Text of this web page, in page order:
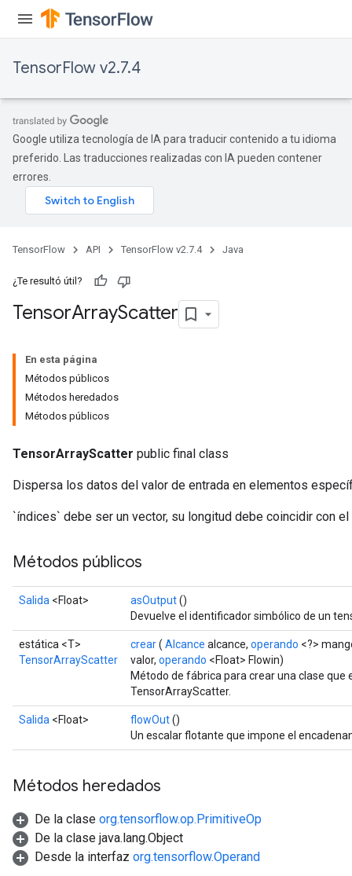
TensorFlow v2.7.4
Google utiliza tecnología de IA para traducir contenido a tu idioma
preferido. Las traducciones realizadas con IA pueden contener
errores.
TensorFlow API TensorFlow v2.7.4 Java
¿Te resultó útil?
TensorArrayScatter
En esta página
Métodos públicos
Métodos heredados
Métodos públicos
TensorArrayScatter public final class
Dispersa los datos del valor de entrada en elementos
`índices` debe ser un vector, su longitud debe coincidir con
Métodos públicos
Salida <Float> asOutput()
Devuelve el identificador simbólico de un
estática <T>
TensorArrayScatter
crear( Alcance alcance, operando <?>
valor, operando <Float> Flowin)
Método de fábrica para crear una clase que
TensorArrayScatter.
Salida <Float> flowOut()
Un escalar flotante que impone el
Métodos heredados
De la clase org.tensorflow.op.PrimitiveOp
De la clase java.lang.Object
Desde la interfaz org.tensorflow.Operand